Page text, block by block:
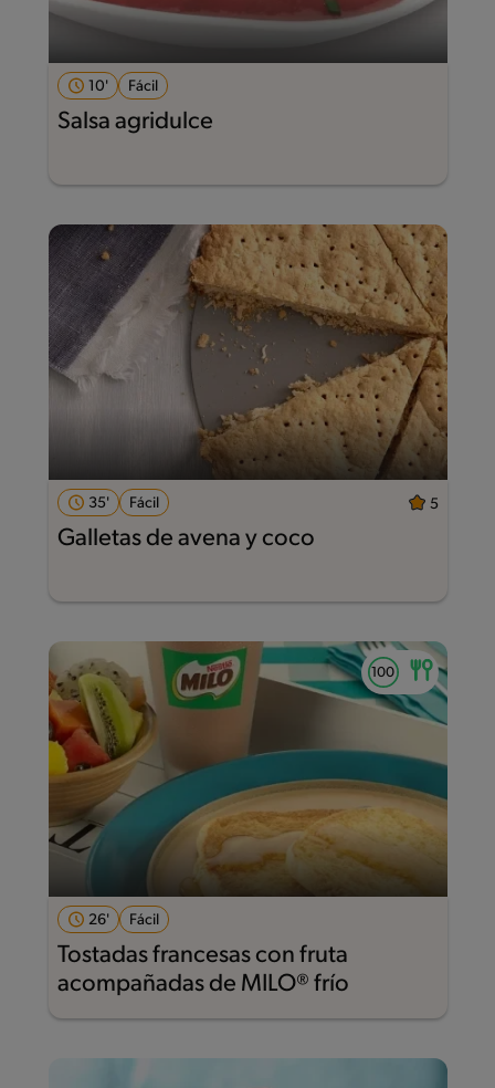
10' Fácil
Salsa agridulce
35' Fácil 5
Galletas de avena y coco
26' Fácil
Tostadas francesas con fruta
acompañadas de MILO® frío